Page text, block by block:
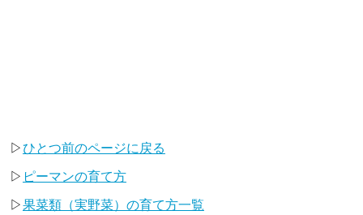
▷ひとつ前のページに戻る
▷ ピーマンの育て方
▷果菜類（実野菜）の育て方一覧